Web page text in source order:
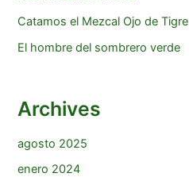
Catamos el Mezcal Ojo de Tigre
El hombre del sombrero verde
Archives
agosto 2025
enero 2024